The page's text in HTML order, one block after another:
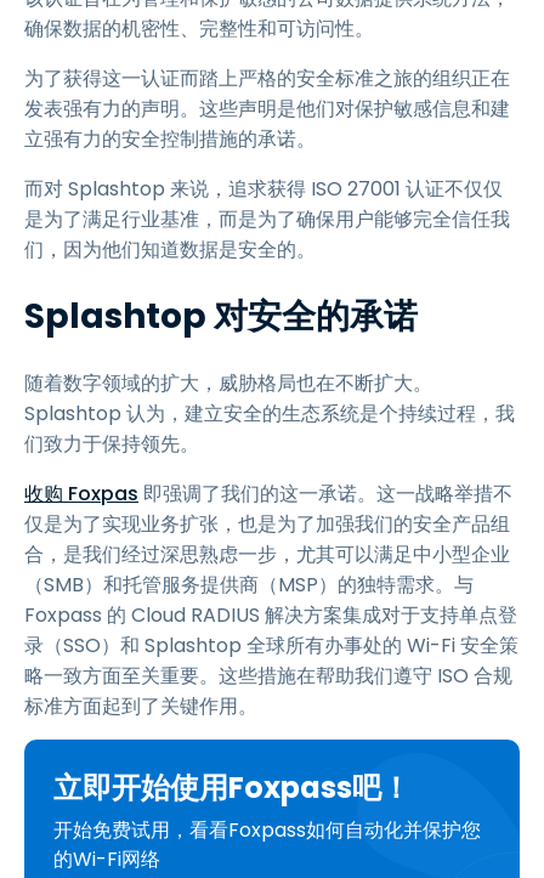
确保数据的机密性、完整性和可访问性。
为了获得这一认证而踏上严格的安全标准之旅的组织正在
发表强有力的声明。这些声明是他们对保护敏感信息和建
立强有力的安全控制措施的承诺。
而对 Splashtop 来说，追求获得 ISO 27001 认证不仅仅
是为了满足行业基准，而是为了确保用户能够完全信任我
们，因为他们知道数据是安全的。
Splashtop 对安全的承诺
随着数字领域的扩大，威胁格局也在不断扩大。
Splashtop 认为，建立安全的生态系统是个持续过程，我
们致力于保持领先。
收购 Foxpas 即强调了我们的这一承诺。这一战略举措不
仅是为了实现业务扩张，也是为了加强我们的安全产品组
合，是我们经过深思熟虑一步，尤其可以满足中小型企业
（SMB）和托管服务提供商（MSP）的独特需求。与
Foxpass 的 Cloud RADIUS 解决方案集成对于支持单点登
录（SSO）和 Splashtop 全球所有办事处的 Wi-Fi 安全策
略一致方面至关重要。这些措施在帮助我们遵守 ISO 合规
标准方面起到了关键作用。
立即开始使用Foxpass吧！
开始免费试用，看看Foxpass如何自动化并保护您
的Wi-Fi网络